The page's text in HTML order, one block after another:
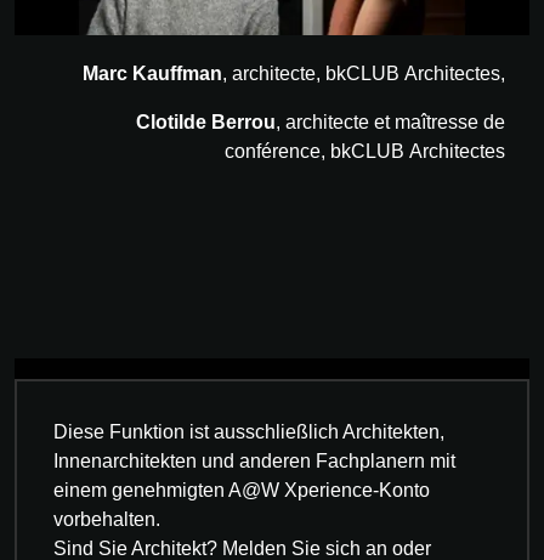
Marc Kauffman, architecte, bkCLUB Architectes,
Clotilde Berrou, architecte et maîtresse de
conférence, bkCLUB Architectes
Diese Funktion ist ausschließlich Architekten,
Innenarchitekten und anderen Fachplanern mit
einem genehmigten A@W Xperience-Konto
vorbehalten.
Sind Sie Architekt? Melden Sie sich an oder